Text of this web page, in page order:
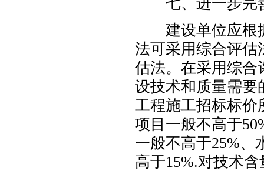
建设单位应根据
法可采用综合评估
估法。在采用综合
设技术和质量需要
工程施工招标标价
项目一般不高于
一般不高于25%、
高于15%.对技术